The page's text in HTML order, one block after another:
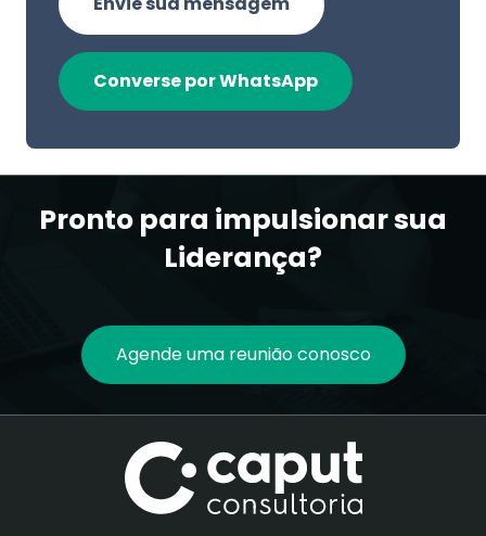
Converse por WhatsApp
Pronto para impulsionar sua
Liderança?
Agende uma reunião conosco